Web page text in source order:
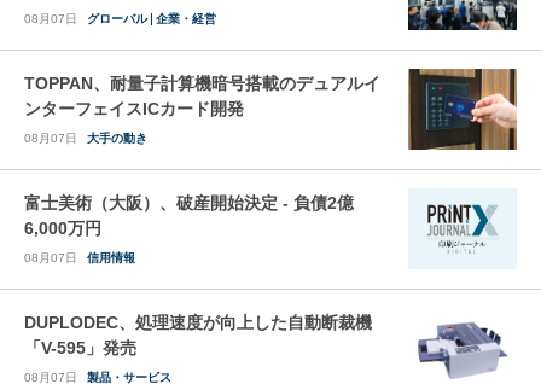
08月07日 グローバル 企業・経営
TOPPAN、耐量子計算機暗号搭載のデュアルイ
ンターフェイスICカード開発
08月07日 大手の動き
富士美術（大阪）、破産開始決定 - 負債2億
6,000万円
08月07日 信用情報
DUPLODEC、処理速度が向上した自動断裁機
「V-595」発売
08月07日 製品・サービス